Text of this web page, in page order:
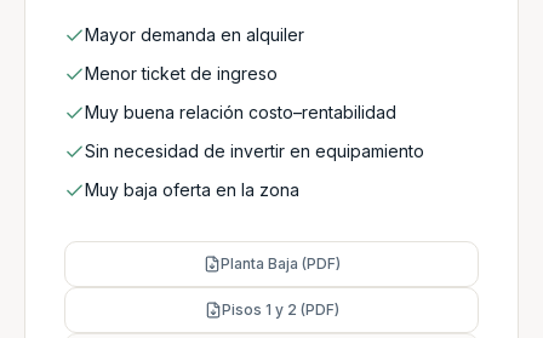
Mayor demanda en alquiler
Menor ticket de ingreso
Muy buena relación costo–rentabilidad
Sin necesidad de invertir en equipamiento
Muy baja oferta en la zona
Planta Baja (PDF)
Pisos 1 y 2 (PDF)